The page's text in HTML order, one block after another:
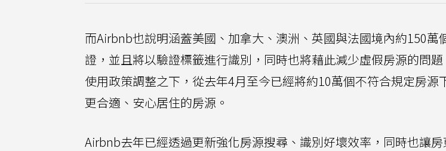
而Airbnb也說明涵蓋美國、加拿大、澳洲、英國與法國境內約150萬
證，並且將以驗證標籤進行識別，同時也將藉此減少虛假房源的問
使用政策調整之下，從去年4月至今已經將約10萬個不符合規定房源
更合適、安心居住的房源。
Airbnb去年已經透過更新強化房源搜尋、識別好壞效率，同時也讓